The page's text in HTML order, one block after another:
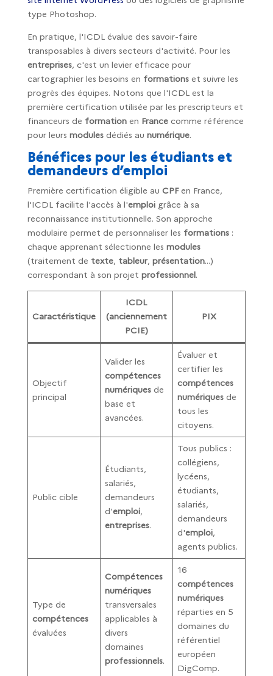
type Photoshop.
En pratique, l'ICDL évalue des savoir-faire
transposables à divers secteurs d'activité. Pour les
entreprises, c'est un levier efficace pour
cartographier les besoins en formationset suivre les
progrès des équipes. Notons que l'ICDL est la
première certification utilisée par les prescripteurs et
financeurs de formationen Francecomme référence
pour leurs modulesdédiés au numérique.
Bénéfices pour les étudiants et
demandeurs d’emploi
Première certification éligible au CPFen France,
l'ICDL facilite l'accès à l'emploigrâce à sa
reconnaissance institutionnelle. Son approche
modulaire permet de personnaliser les formations:
chaque apprenant sélectionne les modules
(traitement de texte, tableur, présentation...)
correspondant à son projet professionnel.
Caractéristique
ICDL
(anciennement
PCIE)
PIX
Objectif
principal
Valider les
compétences
numériquesde
base et
avancées.
Évaluer et
certifier les
compétences
numériquesde
tous les
citoyens.
Public cible
Étudiants,
salariés,
demandeurs
d'emploi,
entreprises.
Tous publics :
collégiens,
lycéens,
étudiants,
salariés,
demandeurs
d'emploi,
agents publics.
Type de
compétences
évaluées
Compétences
numériques
transversales
applicables à
divers
domaines
professionnels.
16
compétences
numériques
réparties en 5
domaines du
référentiel
européen
DigComp.